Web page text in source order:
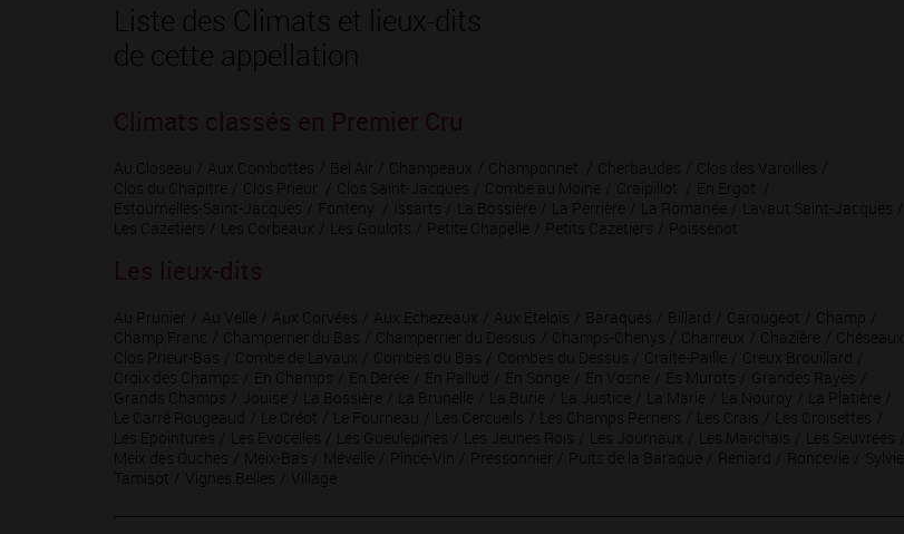
Liste des Climats et lieux-dits
de cette appellation
Au Closeau Aux Combottes Bel Air Champeaux Champonnet Cherbaudes
Clos des Varoilles
Clos du Chapitre
Clos Prieur Clos Saint-Jacques Combe au Moine Craipillot
En Ergot
Estournelles-Saint-Jacques
Fonteny Issarts La Bossière La Perrière La Romanée
Lavaut Saint-Jacques
Les Cazetiers
Les Corbeaux Les Goulots Petite Chapelle Petits Cazetiers Poissenot
Au Prunier Au Vellé Aux Corvées Aux Echezeaux Aux Etelois Baraques Billard Carougeot
Champ
Champ Franc
Champerrier du Bas Champerrier du Dessus Champs-Chenys Charreux Chazière
Chéseaux
Clos Prieur-Bas
Combe de Lavaux Combes du Bas Combes du Dessus Craite-Paille
Creux Brouillard
Croix des Champs
En Champs En Dérée En Pallud En Songe En Vosne Es Murots
Grandes Rayes
Grands Champs
Jouise La Bossière La Brunelle La Burie La Justice La Marie La Nouroy
La Platière
Le Carré Rougeaud
Le Créot Le Fourneau Les Cercueils Les Champs Perriers Les Crais
Les Croisettes
Les Epointures
Les Evocelles Les Gueulepines Les Jeunes Rois Les Journaux Les Marchais
Les Seuvrées
Meix des Ouches
Meix-Bas Mévelle Pince-Vin Pressonnier Puits de la Baraque Reniard Roncevie
Sylvie
Tamisot
Vignes Belles Village